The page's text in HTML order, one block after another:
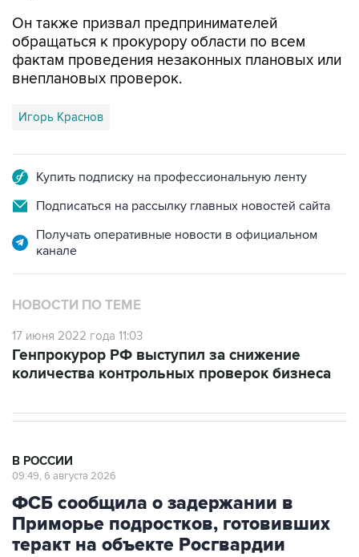
Он также призвал предпринимателей
обращаться к прокурору области по всем
фактам проведения незаконных плановых или
внеплановых проверок.
Игорь Краснов
Купить подписку на профессиональную ленту
Подписаться на рассылку главных новостей сайта
Получать оперативные новости в официальном
канале
НОВОСТИ ПО ТЕМЕ
17 июня 2022 года 11:03
Генпрокурор РФ выступил за снижение
количества контрольных проверок бизнеса
В РОССИИ
09:49, 6 августа 2026
ФСБ сообщила о задержании в
Приморье подростков, готовивших
теракт на объекте Росгвардии